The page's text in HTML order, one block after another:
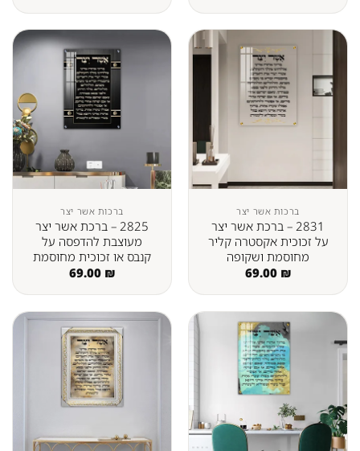
ברכות אשר יצר
2831 – ברכת אשר יצר
על זכוכית אקסטרה קליר
מחוסמת ושקופה
69.00 ₪
ברכות אשר יצר
2825 – ברכת אשר יצר
מעוצבת להדפסה על
קנבס או זכוכית מחוסמת
69.00 ₪